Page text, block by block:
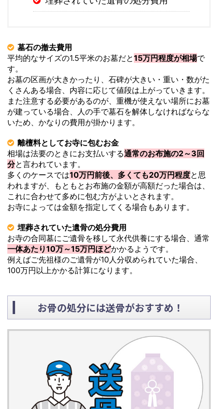
墓石の撤去費用
平均的なサイズの1.5平米のお墓だと15万円程度が相場で
す。
お墓の区画が大きかったり、石碑が大きい・重い・数がた
くさんある場合、内容に応じて値段は上がっていきます。
また注意する必要があるのが、重機が使えない場所にお墓
が建っている場合、人の手で墓石を解体しなければならな
いため、かなりの費用が掛かります。
離檀料としてお寺に包むお金
相場は法要のときにお支払いする通常のお布施の2～3回
分と言われています。
多くのケースでは10万円前後、多くても20万円程度と思
われますが、もともとお布施の金額が高額だった場合は、
これに合わせて多めに包む方がよいとされます。
お寺によっては金額を指定してくる場合もあります。
埋葬されていた遺骨の処分費用
お寺の合同墓にご遺骨を移して永代供養にする場合、通常
一体あたり10万～15万円ほどかかるようです。
例えばご先祖様のご遺骨が10人分収められていた場合、
100万円以上かかる計算になります。
お骨の処分には送骨がおすすめ！